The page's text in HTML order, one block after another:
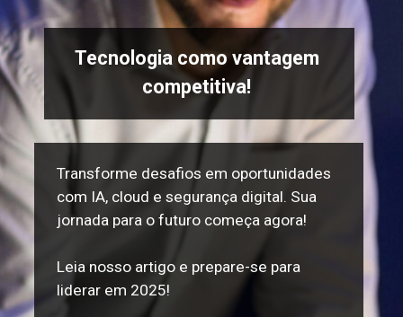
Tecnologia como vantagem
competitiva!
Transforme desafios em oportunidades
com IA, cloud e segurança digital. Sua
jornada para o futuro começa agora!
Leia nosso artigo e prepare-se para
liderar em 2025!